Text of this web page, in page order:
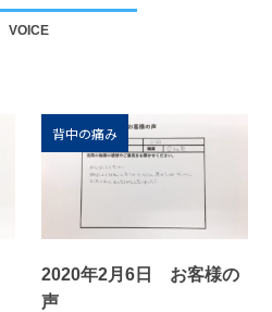
VOICE
背中の痛み
2020年2月6日 お客様の
声